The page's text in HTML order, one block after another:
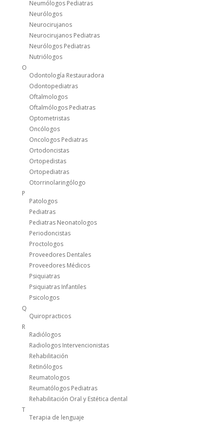
Neumólogos Pediatras
Neurólogos
Neurocirujanos
Neurocirujanos Pediatras
Neurólogos Pediatras
Nutriólogos
O
Odontología Restauradora
Odontopediatras
Oftalmologos
Oftalmólogos Pediatras
Optometristas
Oncólogos
Oncologos Pediatras
Ortodoncistas
Ortopedistas
Ortopediatras
Otorrinolaringólogo
P
Patologos
Pediatras
Pediatras Neonatologos
Periodoncistas
Proctologos
Proveedores Dentales
Proveedores Médicos
Psiquiatras
Psiquiatras Infantiles
Psicologos
Q
Quiropracticos
R
Radiólogos
Radiologos Intervencionistas
Rehabilitación
Retinólogos
Reumatologos
Reumatólogos Pediatras
Rehabilitación Oral y Estética dental
T
Terapia de lenguaje